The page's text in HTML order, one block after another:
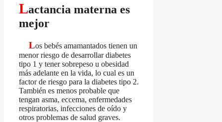
Lactancia materna es
mejor
Los bebés amamantados tienen un
menor riesgo de desarrollar diabetes
tipo 1 y tener sobrepeso u obesidad
más adelante en la vida, lo cual es un
factor de riesgo para la diabetes tipo 2.
También es menos probable que
tengan asma, eccema, enfermedades
respiratorias, infecciones de oído y
otros problemas de salud graves.